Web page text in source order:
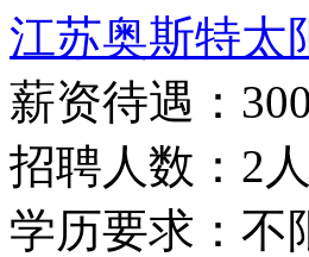
江苏奥斯特太
薪资待遇：
招聘人数：2人
学历要求：不